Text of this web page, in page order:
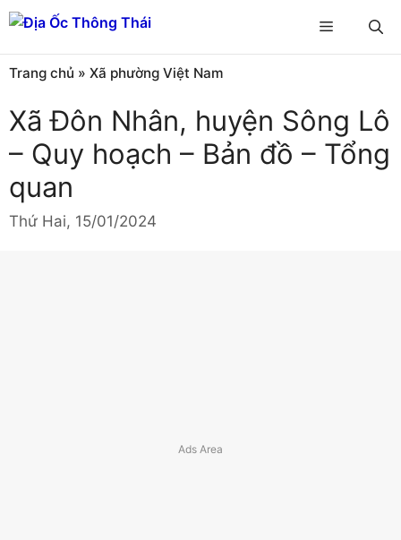
Chuyển
đến
nội
dung
Menu
Trang chủ » Xã phường Việt Nam
Xã Đôn Nhân, huyện Sông Lô
– Quy hoạch – Bản đồ – Tổng
quan
Thứ Hai, 15/01/2024